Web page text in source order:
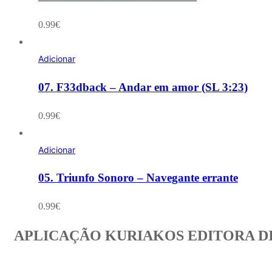
0.99€
Adicionar
07. F33dback – Andar em amor (SL 3:23)
0.99€
Adicionar
05. Triunfo Sonoro – Navegante errante
0.99€
APLICAÇÃO KURIAKOS EDITORA